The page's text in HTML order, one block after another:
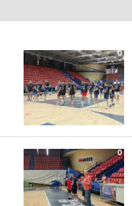
0
0